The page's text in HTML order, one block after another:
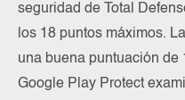
seguridad de Total
los 18 puntos máximos.
una buena puntuación de
Google Play Protect